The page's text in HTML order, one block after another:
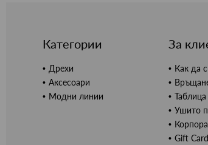
Категории
Дрехи
Аксесоари
Модни линии
За
Как да
Ушито
Gift Card